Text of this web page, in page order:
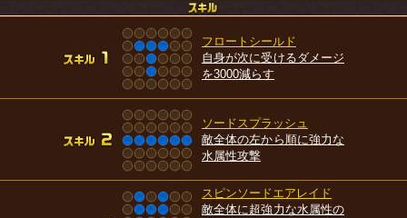
フロートシールド
自身が次に受けるダメージ
を3000減らす
ソードスプラッシュ
敵全体の左から順に強力な
水属性攻撃
スピンソードエアレイド
敵全体に超強力な水属性の